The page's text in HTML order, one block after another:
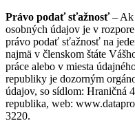
Právo podať sťažnosť– Ak
osobných údajov je v
právo podať sťažnosť na
najmä v členskom štáte
práce alebo v miesta
republiky je dozorným
údajov, so sídlom: Hraničná
republika, web:
3220.